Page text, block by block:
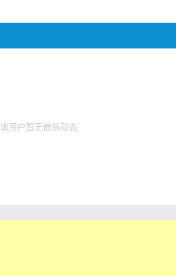
该用户暂无最新动态